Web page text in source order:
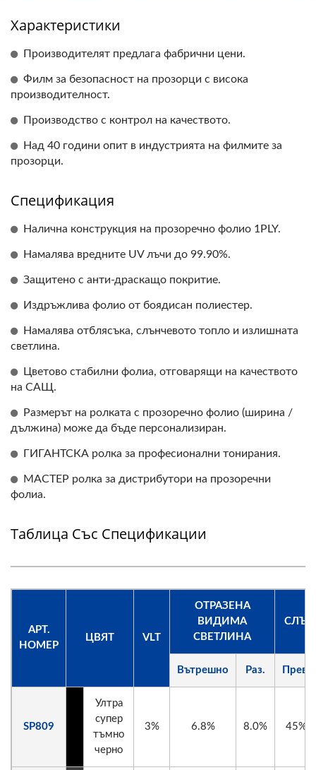
Характеристики
Производителят предлага фабрични цени.
Филм за безопасност на прозорци с висока
производителност.
Производство с контрол на качеството.
Над 40 години опит в индустрията на филмите за
прозорци.
Спецификация
Налична конструкция на прозоречно фолио 1PLY.
Намалява вредните UV лъчи до 99.90%.
Защитено с анти-драскащо покритие.
Издръжлива фолио от боядисан полиестер.
Намалява отблясъка, слънчевото топло и излишната
светлина.
Цветово стабилни фолиа, отговарящи на качеството
на САЩ.
Размерът на ролката с прозоречно фолио (ширина /
дължина) може да бъде персонализиран.
ГИГАНТСКА ролка за професионални тонирания.
МАСТЕР ролка за дистрибутори на прозоречни
фолиа.
Таблица Със Спецификации
АРТ.
НОМЕР
ЦВЯТ VLT
ОТРАЗЕНА
ВИДИМА
СВЕТЛИНА
Вътрешно Раз. Прев.
SP809
Ултра
супер
тъмно
черно
3% 6.8% 8.0% 45%